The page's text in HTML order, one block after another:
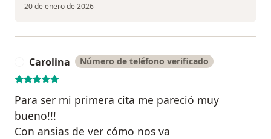
20 de enero de 2026
Carolina Número de teléfono verificado
Para ser mi primera cita me pareció muy
bueno!!!
Con ansias de ver cómo nos va